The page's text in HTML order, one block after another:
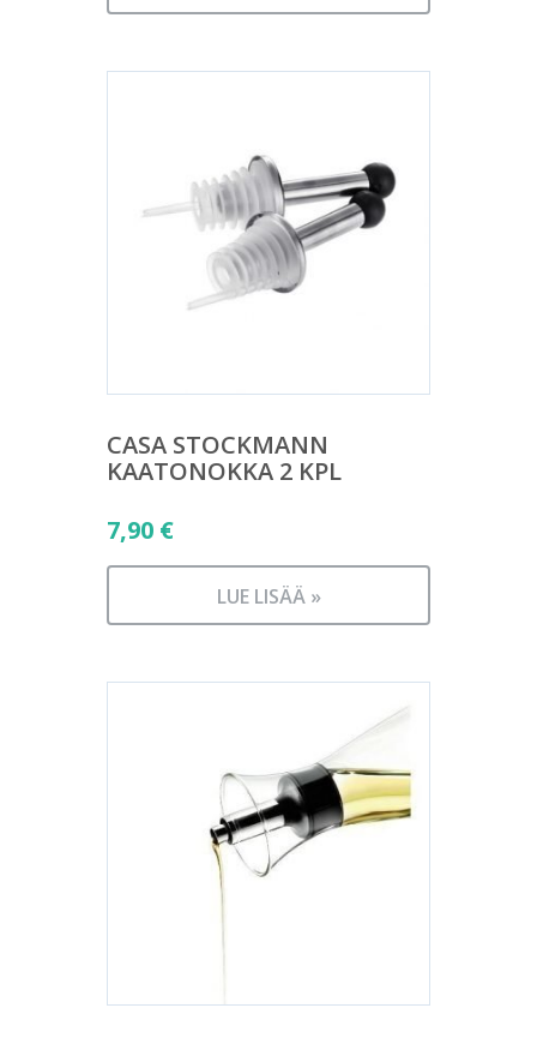
on:
CASA STOCKMANN
KAATONOKKA 2 KPL
7,90 €
LUE LISÄÄ »